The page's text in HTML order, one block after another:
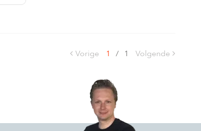
Vorige 1 / 1 Volgende